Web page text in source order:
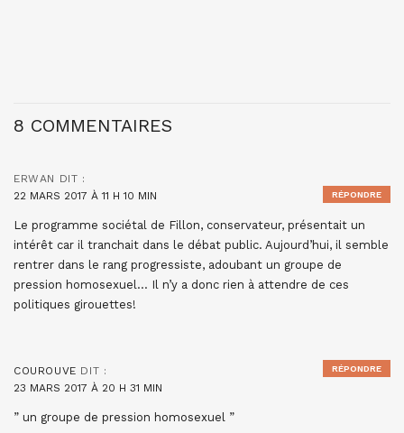
8 COMMENTAIRES
ERWAN DIT :
22 MARS 2017 À 11 H 10 MIN
Le programme sociétal de Fillon, conservateur, présentait un
intérêt car il tranchait dans le débat public. Aujourd’hui, il semble
rentrer dans le rang progressiste, adoubant un groupe de
pression homosexuel… Il n’y a donc rien à attendre de ces
politiques girouettes!
RÉPONDRE
COUROUVE DIT :
23 MARS 2017 À 20 H 31 MIN
” un groupe de pression homosexuel ”
RÉPONDRE